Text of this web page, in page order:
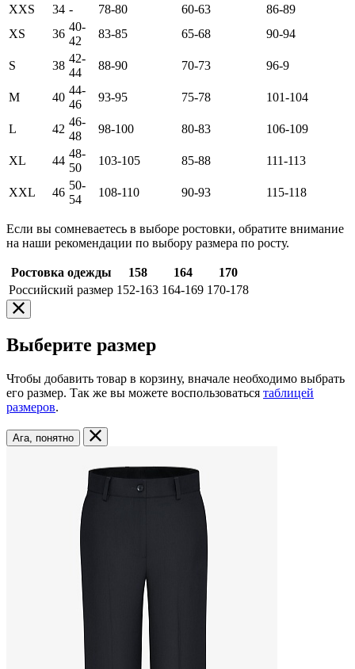
XXS
34 - 78-80 60-63
86-89
XS
36
40-
42
83-85 65-68 90-94
S 38
42-
44
88-90 70-73 96-9
M 40
44-
46
93-95 75-78 101-104
L 42
46-
48
98-100 80-83 106-109
XL 44
48-
50
103-105 85-88 111-113
XXL 46
50-
54
108-110 90-93 115-118
Если вы сомневаетесь в выборе ростовки, обратите внимание
на наши рекомендации по выбору размера по росту.
Ростовка одежды 158 164
170
Российский размер 152-163 164-169 170-178
Выберите размер
Чтобы добавить товар в корзину, вначале необходимо выбрать
его размер. Так же вы можете воспользоваться таблицей
размеров.
Ага, понятно